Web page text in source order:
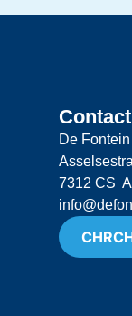
Contact
De
7312 CS